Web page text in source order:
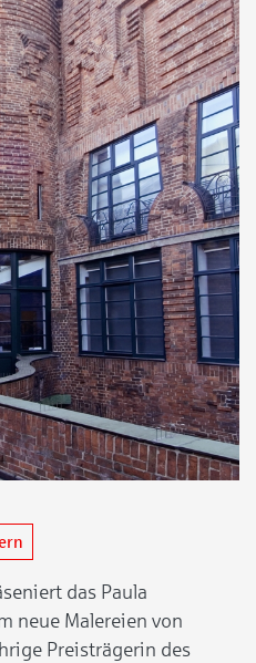
das Paula
neue Malereien von
Preisträgerin des